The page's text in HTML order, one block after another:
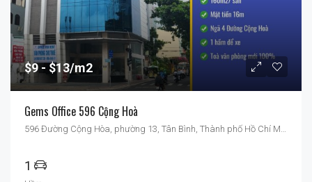
$9 $13/m2
Gems Office 596 Cộng Hoà
596 Đường Cộng Hòa, phường 13, Tân Bình, Thành phố Hồ Chí Minh, Việt Nam
1